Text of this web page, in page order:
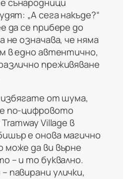
„А сега накъде?“
да се прибере до
не означава, че няма
в едно автентично,
преживяване
избягате от шума,
по-цифровото
Village в
е онова магично
да ви върне
– и то буквално.
павирани улички,